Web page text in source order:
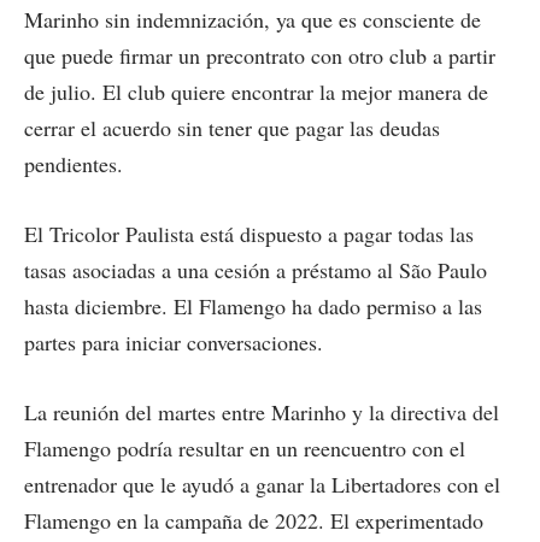
Marinho sin indemnización, ya que es consciente de
que puede firmar un precontrato con otro club a partir
de julio. El club quiere encontrar la mejor manera de
cerrar el acuerdo sin tener que pagar las deudas
pendientes.
El Tricolor Paulista está dispuesto a pagar todas las
tasas asociadas a una cesión a préstamo al São Paulo
hasta diciembre. El Flamengo ha dado permiso a las
partes para iniciar conversaciones.
La reunión del martes entre Marinho y la directiva del
Flamengo podría resultar en un reencuentro con el
entrenador que le ayudó a ganar la Libertadores con el
Flamengo en la campaña de 2022. El experimentado